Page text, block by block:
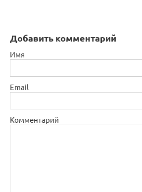
Добавить комментарий
Имя
Email
Комментарий